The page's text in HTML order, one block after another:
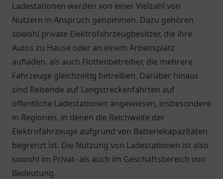
Ladestationen werden von einer Vielzahl von
Nutzern in Anspruch genommen. Dazu gehören
sowohl private Elektrofahrzeugbesitzer, die ihre
Autos zu Hause oder an einem Arbeitsplatz
aufladen, als auch Flottenbetreiber, die mehrere
Fahrzeuge gleichzeitig betreiben. Darüber hinaus
sind Reisende auf Langstreckenfahrten auf
öffentliche Ladestationen angewiesen, insbesondere
in Regionen, in denen die Reichweite der
Elektrofahrzeuge aufgrund von Batteriekapazitäten
begrenzt ist. Die Nutzung von Ladestationen ist also
sowohl im Privat- als auch im Geschäftsbereich von
Bedeutung.